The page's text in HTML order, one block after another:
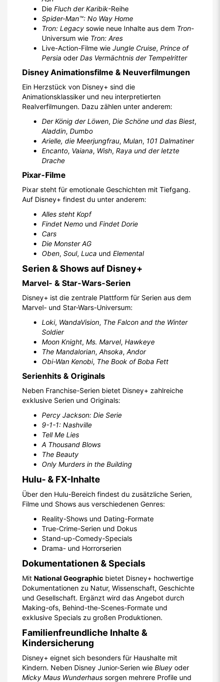
Die Fluch der Karibik-Reihe
Spider-Man™: No Way Home
Tron: Legacy sowie neue Inhalte aus dem Tron-
Universum wie Tron: Ares
Live-Action-Filme wie Jungle Cruise, Prince of
Persia oder Das Vermächtnis der Tempelritter
Disney Animationsfilme & Neuverfilmungen
Ein Herzstück von Disney+ sind die
Animationsklassiker und neu interpretierten
Realverfilmungen. Dazu zählen unter anderem:
Der König der Löwen, Die Schöne und das Biest,
Aladdin, Dumbo
Arielle, die Meerjungfrau, Mulan, 101 Dalmatiner
Encanto, Vaiana, Wish, Raya und der letzte
Drache
Pixar-Filme
Pixar steht für emotionale Geschichten mit Tiefgang.
Auf Disney+ findest du unter anderem:
Alles steht Kopf
Findet Nemo und Findet Dorie
Cars
Die Monster AG
Oben, Soul, Luca und Elemental
Serien & Shows auf Disney+
Marvel- & Star-Wars-Serien
Disney+ ist die zentrale Plattform für Serien aus dem
Marvel- und Star-Wars-Universum:
Loki, WandaVision, The Falcon and the Winter
Soldier
Moon Knight, Ms. Marvel, Hawkeye
The Mandalorian, Ahsoka, Andor
Obi-Wan Kenobi, The Book of Boba Fett
Serienhits & Originals
Neben Franchise-Serien bietet Disney+ zahlreiche
exklusive Serien und Originals:
Percy Jackson: Die Serie
9-1-1: Nashville
Tell Me Lies
A Thousand Blows
The Beauty
Only Murders in the Building
Hulu- & FX-Inhalte
Über den Hulu-Bereich findest du zusätzliche Serien,
Filme und Shows aus verschiedenen Genres:
Reality-Shows und Dating-Formate
True-Crime-Serien und Dokus
Stand-up-Comedy-Specials
Drama- und Horrorserien
Dokumentationen & Specials
Mit National Geographic bietet Disney+ hochwertige
Dokumentationen zu Natur, Wissenschaft, Geschichte
und Gesellschaft. Ergänzt wird das Angebot durch
Making-ofs, Behind-the-Scenes-Formate und
exklusive Specials zu großen Produktionen.
Familienfreundliche Inhalte &
Kindersicherung
Disney+ eignet sich besonders für Haushalte mit
Kindern. Neben Disney Junior-Serien wie Bluey oder
Micky Maus Wunderhaus sorgen mehrere Profile und